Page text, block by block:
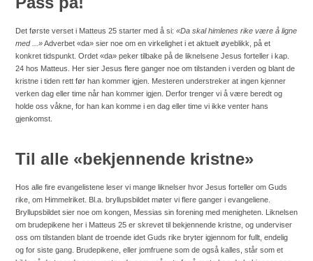
Det første verset i Matteus 25 starter med å si: «Da skal himlenes rike være å ligne
med ...»Adverbet «da» sier noe om en virkelighet i et aktuelt øyeblikk, på et
konkret tidspunkt. Ordet «da» peker tilbake på de liknelsene Jesus forteller i kap.
24 hos Matteus. Her sier Jesus flere ganger noe om tilstanden i verden og blant de
kristne i tiden rett før han kommer igjen. Mesteren understreker at ingen kjenner
verken dag eller time når han kommer igjen. Derfor trenger vi å være beredt og
holde oss våkne, for han kan komme i en dag eller time vi ikke venter hans
gjenkomst.
Til alle «bekjennende kristne»
Hos alle fire evangelistene leser vi mange liknelser hvor Jesus forteller om Guds
rike, om Himmelriket. Bl.a. bryllupsbildet møter vi flere ganger i evangeliene.
Bryllupsbildet sier noe om kongen, Messias sin forening med menigheten. Liknelsen
om brudepikene her i Matteus 25 er skrevet til bekjennende kristne, og underviser
oss om tilstanden blant de troende idet Guds rike bryter igjennom for fullt, endelig
og for siste gang. Brudepikene, eller jomfruene som de også kalles, står som et